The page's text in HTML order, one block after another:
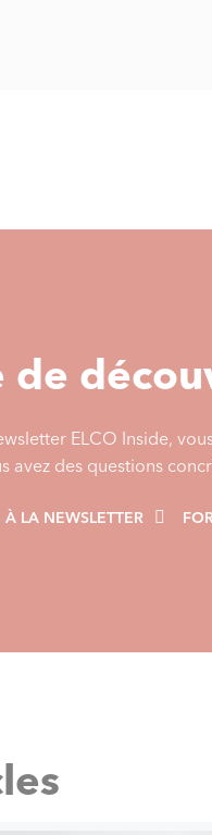
de
ELCO Inside,
avez des questions
LA NEWSLETTER